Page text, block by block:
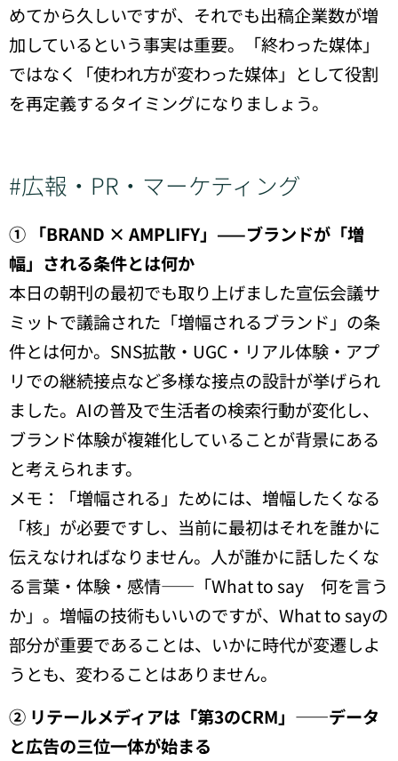
めてから久しいですが、それでも出稿企業数が増
加しているという事実は重要。「終わった媒体」
ではなく「使われ方が変わった媒体」として役割
を再定義するタイミングになりましょう。
#広報・PR・マーケティング
① 「BRAND × AMPLIFY」——ブランドが「増
幅」される条件とは何か
本日の朝刊の最初でも取り上げました宣伝会議サ
ミットで議論された「増幅されるブランド」の条
件とは何か。SNS拡散・UGC・リアル体験・アプ
リでの継続接点など多様な接点の設計が挙げられ
ました。AIの普及で生活者の検索行動が変化し、
ブランド体験が複雑化していることが背景にある
と考えられます。
メモ：「増幅される」ためには、増幅したくなる
「核」が必要ですし、当前に最初はそれを誰かに
伝えなければなりません。人が誰かに話したくな
る言葉・体験・感情——「What to say 何を言う
か」。増幅の技術もいいのですが、What to sayの
部分が重要であることは、いかに時代が変遷しよ
うとも、変わることはありません。
② リテールメディアは「第3のCRM」——データ
と広告の三位一体が始まる